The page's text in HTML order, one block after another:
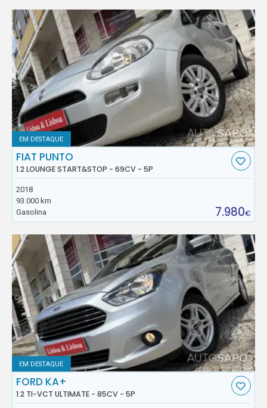
EM DESTAQUE
FIAT PUNTO
1.2 LOUNGE START&STOP - 69CV - 5P
2018
93.000 km
Gasolina
7.980€
EM DESTAQUE
FORD KA+
1.2 TI-VCT ULTIMATE - 85CV - 5P